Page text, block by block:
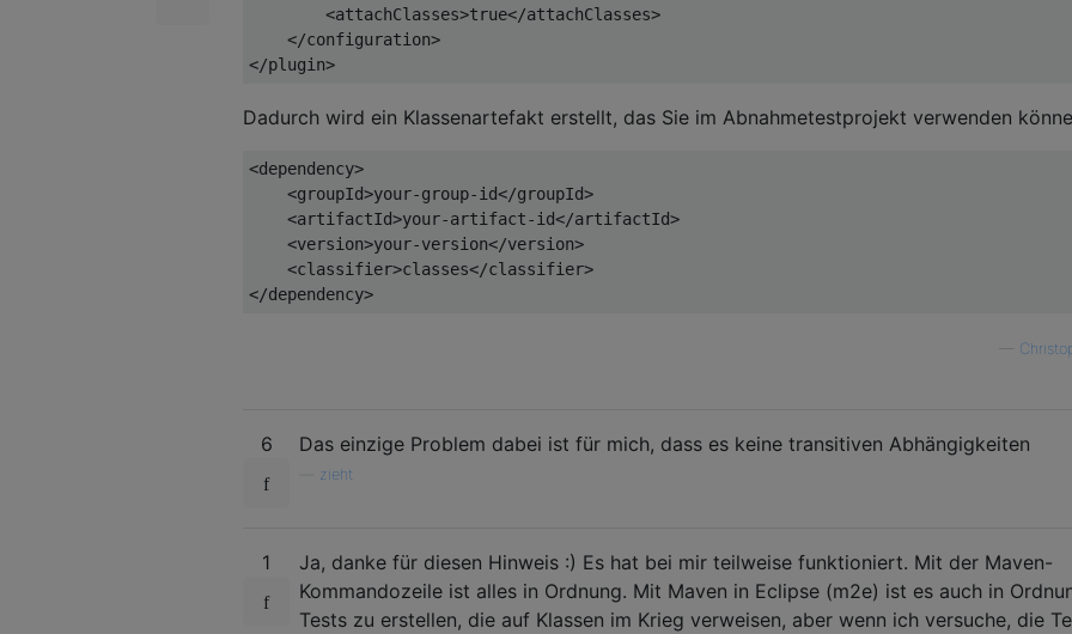
<attachClasses>true</attachClasses>
</configuration>
</plugin>
Dadurch wird ein Klassenartefakt erstellt, das Sie im Abnahmetestprojekt verwenden
<dependency>
<groupId>your-group-id</groupId>
<artifactId>your-artifact-id</artifactId>
<version>your-version</version>
<classifier>classes</classifier>
</dependency>
6 Das einzige Problem dabei ist für mich, dass es keine transitiven Abhängigkeiten
zieht
1
Ja, danke für diesen Hinweis :) Es hat bei mir teilweise funktioniert. Mit der Maven-
Kommandozeile ist alles in Ordnung. Mit Maven in Eclipse (m2e) ist es auch in
Tests zu erstellen, die auf Klassen im Krieg verweisen, aber wenn ich versuche, die